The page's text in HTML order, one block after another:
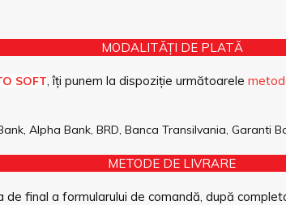
MODALITĂȚI DE PLATĂ
SOFT, îți punem la dispoziție următoarele
Alpha Bank, BRD, Banca Transilvania, Garanti
METODE DE LIVRARE
final a formularului de comandă, după